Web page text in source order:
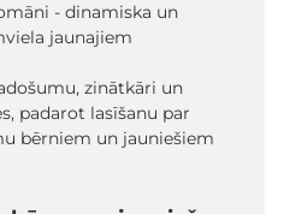
- dinamiska un
jaunajiem
zinātkāri un
padarot lasīšanu par
bērniem un jauniešiem